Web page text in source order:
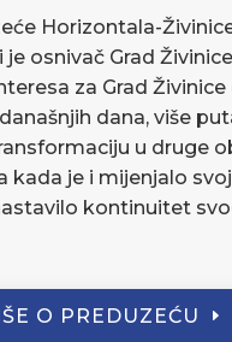
Horizontala-
je osnivač Grad
za Grad Živinice
dana, više
u druge
kada je i mijenjalo
kontinuitet
O PREDUZEĆU